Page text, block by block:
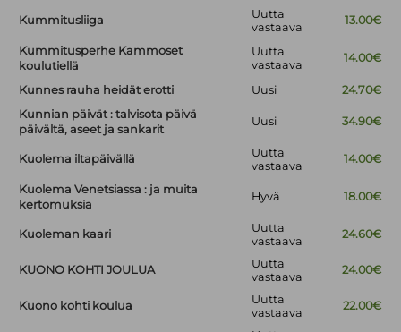
Kummitusliiga
Uutta
vastaava
13.00€
Kummitusperhe Kammoset
koulutiellä
Uutta
vastaava
14.00€
Kunnes rauha heidät erotti Uusi
24.70€
Kunnian päivät : talvisota päivä
päivältä, aseet ja sankarit
Uusi 34.90€
Kuolema iltapäivällä
Uutta
vastaava
14.00€
Kuolema Venetsiassa : ja muita
kertomuksia
Hyvä 18.00€
Kuoleman kaari
Uutta
vastaava
24.60€
KUONO KOHTI JOULUA
Uutta
vastaava
24.00€
Kuono kohti koulua
Uutta
vastaava
22.00€